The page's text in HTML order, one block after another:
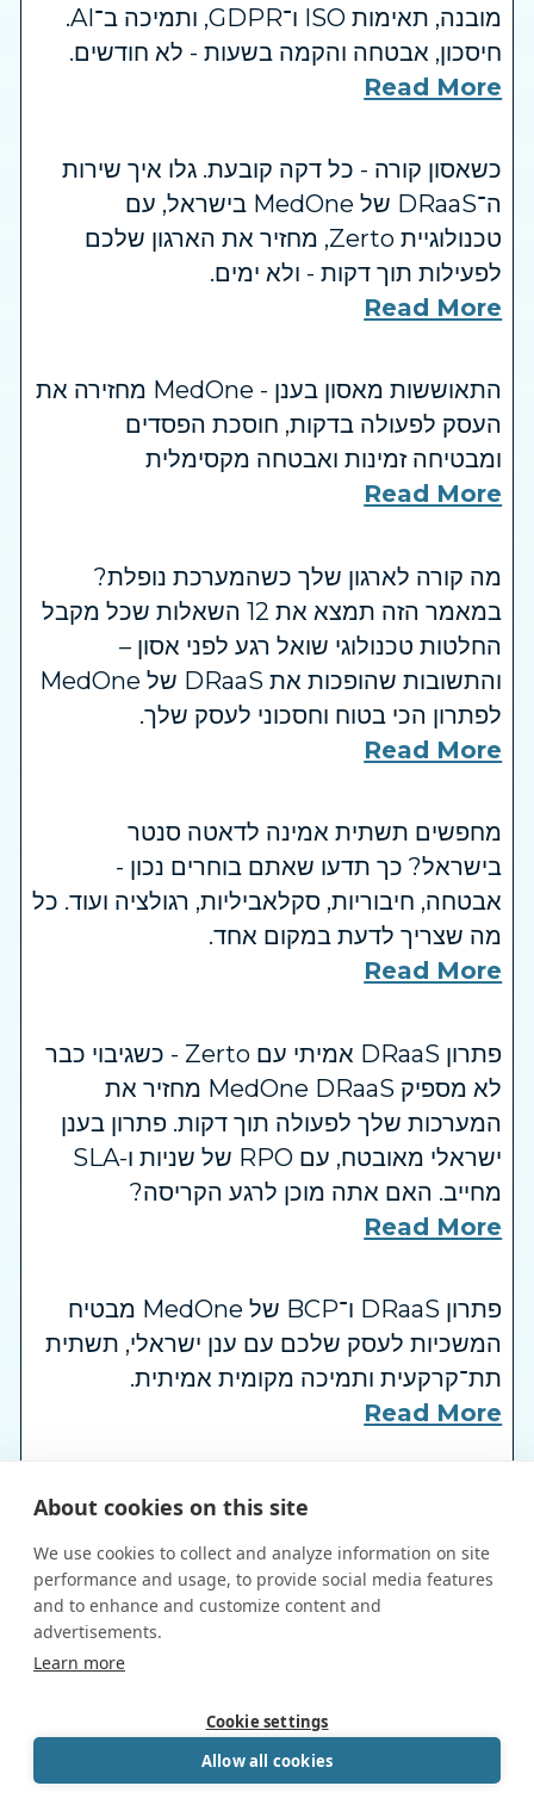
מובנה, תאימות ‏ISO ו־GDPR, ותמיכה ב־AI.
חיסכון, אבטחה והקמה בשעות - לא חודשים.
Read More
כשאסון קורה - כל דקה קובעת. גלו איך שירות
ה־DRaaS של MedOne בישראל, עם
טכנולוגיית Zerto, מחזיר את הארגון שלכם
לפעילות תוך דקות - ולא ימים.
Read More
התאוששות מאסון בענן - MedOne מחזירה את
העסק לפעולה בדקות, חוסכת הפסדים
ומבטיחה זמינות ואבטחה מקסימלית
Read More
מה קורה לארגון שלך כשהמערכת נופלת?
במאמר הזה תמצא את 12 השאלות שכל מקבל
החלטות טכנולוגי שואל רגע לפני אסון –
והתשובות שהופכות את DRaaS של MedOne
לפתרון הכי בטוח וחסכוני לעסק שלך.
Read More
מחפשים תשתית אמינה לדאטה סנטר
בישראל? כך תדעו שאתם בוחרים נכון -
אבטחה, חיבוריות, סקלאביליות, רגולציה ועוד. כל
מה שצריך לדעת במקום אחד.
Read More
פתרון DRaaS אמיתי עם Zerto - כשגיבוי כבר
לא מספיק MedOne DRaaS מחזיר את
המערכות שלך לפעולה תוך דקות. פתרון בענן
ישראלי מאובטח, עם RPO של שניות ו-SLA
מחייב. האם אתה מוכן לרגע הקריסה?
Read More
פתרון DRaaS ו־BCP של MedOne מבטיח
המשכיות לעסק שלכם עם ענן ישראלי, תשתית
תת־קרקעית ותמיכה מקומית אמיתית.
Read More
בין טילים למתקפות סייבר - כך ארגונים בישראל
Zerto מציעות פתרון DRaaS בענן ישראלי
מאובטח, עם RTO של דקות, הגנה מלאה
ותמיכה מקומית. זה לא רק גיבוי - זו רשת ביטחון
כשאיומים על תשתיות בישראל הופכים לשגרה
About cookies on this site
We use cookies to collect and analyze information on site
performance and usage, to provide social media features
and to enhance and customize content and
advertisements.
Learn more
Cookie settings
Allow all cookies